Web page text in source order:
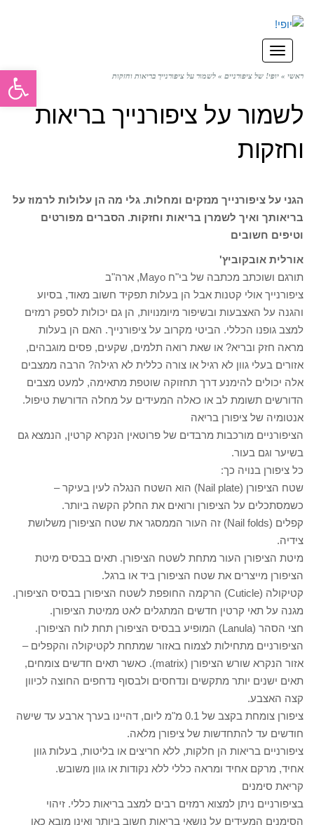
תפריט
ראשי » יופי! של ציפורניים » לשמור על ציפורנייך בריאות וחזקות
לשמור על ציפורנייך בריאות
וחזקות
הגני על ציפורנייך מנזקים ומחלות. גלי מה הן עלולות לרמוז על
בריאותך ואיך לשמרן בריאות וחזקות. הסברים מפורטים
וטיפים חשובים
אורלית אובקוביץ'
תורגם ושוכתב מכתבה של בי"ח Mayo, ארה"ב
ציפורנייך אולי קטנות אבל הן בעלות תפקיד חשוב מאוד, בסיוע
והגנה על האצבעות ובשיפור מיומנויות, הן גם יכולות לספק רמזים
למצב גופנו הכללי. הביטי מקרוב על ציפורנייך. האם הן בעלות
מראה חזק ובריא? או שאת רואה תלמים, שקעים, פסים מוגבהים,
אזורים בעלי גוון לא רגיל או צורה כללית לא רגילה? הרבה ממצבים
אלה יכולים להימנע דרך תחזוקה שוטפת מתאימה, למעט מצבים
הדורשים תשומת לב או כאלה המעידים על מחלה הדורשת טיפול.
אנטומיה של ציפורן בריאה
הציפורניים מורכבות מרבדים של פרוטאין הנקרא קרטין, הנמצא גם
בשיער וגם בעור.
כל ציפורן בנויה כך:
שטח הציפורן (Nail plate) הוא השטח הנגלה לעין בעיקר –
כשמסתכלים על הציפורן ורואים את החלק הקשה ביותר.
קפלים (Nail folds) זה העור הממסגר את שטח הציפורן משלושת
צידיה.
מיטת הציפורן העור מתחת לשטח הציפורן. תאים בבסיס מיטת
הציפורן מייצרים את שטח הציפורן ביד או ברגל.
קטיקולה (Cuticle) הרקמה החופפת לשטח הציפורן בבסיס הציפורן.
מגנה על תאי קרטין חדשים המתגלים לאט ממיטת הציפורן.
חצי הסהר (Lanula) המופיע בבסיס הציפורן תחת לוח הציפורן.
הציפורניים מתחילות לצמוח באזור שמתחת לקטיקולה והקפלים –
אזור הנקרא שורש הציפורן (matrix). כאשר תאים חדשים צומחים,
תאים ישנים יותר מתקשים ונדחסים ולבסוף נדחפים החוצה לכיוון
קצה האצבע.
ציפורן צומחת בקצב של 0.1 מ"מ ליום, דהיינו בערך ארבע עד שישה
חודשים עד להתחדשות של ציפורן מלאה.
ציפורניים בריאות הן חלקות, ללא חריצים או בליטות, בעלות גוון
אחיד, מרקם אחיד ומראה כללי ללא נקודות או גוון משובש.
קריאת סימנים
בציפורניים ניתן למצוא רמזים רבים למצב בריאות כללי. זיהוי
הסימנים המעידים על נושאי בריאות חשוב ביותר ואינו מובא כאן
פתח